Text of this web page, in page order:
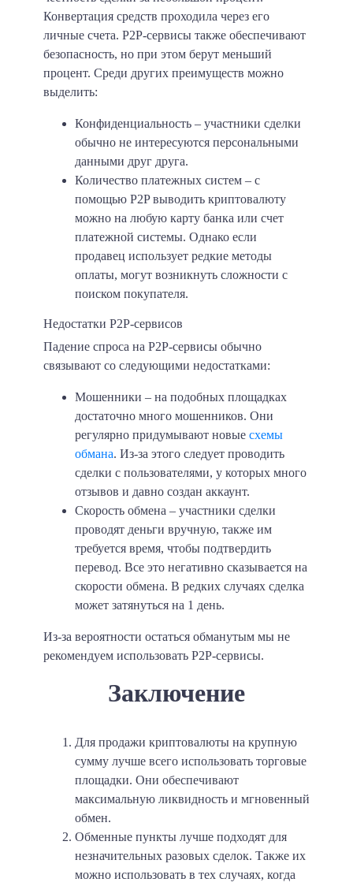
Конвертация средств проходила через его
личные счета. P2P-сервисы также обеспечивают
безопасность, но при этом берут меньший
процент. Среди других преимуществ можно
выделить:
Конфиденциальность – участники сделки
обычно не интересуются персональными
данными друг друга.
Количество платежных систем – с
помощью P2P выводить криптовалюту
можно на любую карту банка или счет
платежной системы. Однако если
продавец использует редкие методы
оплаты, могут возникнуть сложности с
поиском покупателя.
Недостатки P2P-сервисов
Падение спроса на P2P-сервисы обычно
связывают со следующими недостатками:
Мошенники – на подобных площадках
достаточно много мошенников. Они
регулярно придумывают новые схемы
обмана. Из-за этого следует проводить
сделки с пользователями, у которых много
отзывов и давно создан аккаунт.
Скорость обмена – участники сделки
проводят деньги вручную, также им
требуется время, чтобы подтвердить
перевод. Все это негативно сказывается на
скорости обмена. В редких случаях сделка
может затянуться на 1 день.
Из-за вероятности остаться обманутым мы не
рекомендуем использовать P2P-сервисы.
Заключение
Для продажи криптовалюты на крупную
сумму лучше всего использовать торговые
площадки. Они обеспечивают
максимальную ликвидность и мгновенный
обмен.
Обменные пункты лучше подходят для
незначительных разовых сделок. Также их
можно использовать в тех случаях, когда